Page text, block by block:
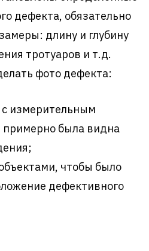
дефекта, обязательно
длину и глубину
тротуаров и т.д.
фото дефекта:
измерительным
примерно была видна
чтобы было
дефективного